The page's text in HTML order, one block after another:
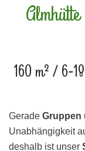
160 m² / 6-
Gerade Gruppen
Unabhängigkeit
deshalb ist unser